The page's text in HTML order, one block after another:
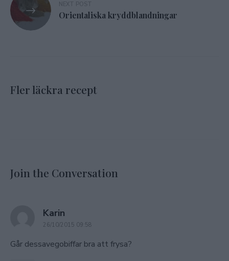
Orientaliska kryddblandningar
Fler läckra recept
Join the Conversation
Karin
26/10/2015 09:58
Går dessavegobiffar bra att frysa?